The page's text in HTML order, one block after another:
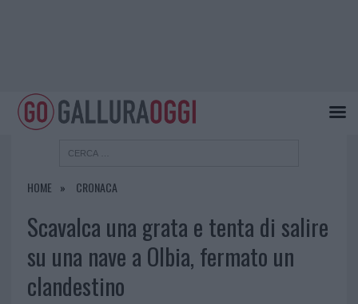
HOME CRONACA
Scavalca una grata e tenta di salire
su una nave a Olbia, fermato un
clandestino